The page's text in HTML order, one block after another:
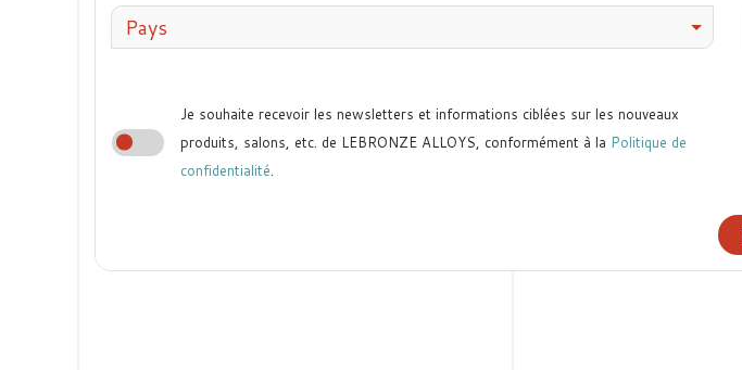
Pays
Je souhaite recevoir les newsletters et informations ciblées sur les nouveaux
produits, salons, etc. de LEBRONZE ALLOYS, conformément à la Politique de
confidentialité.